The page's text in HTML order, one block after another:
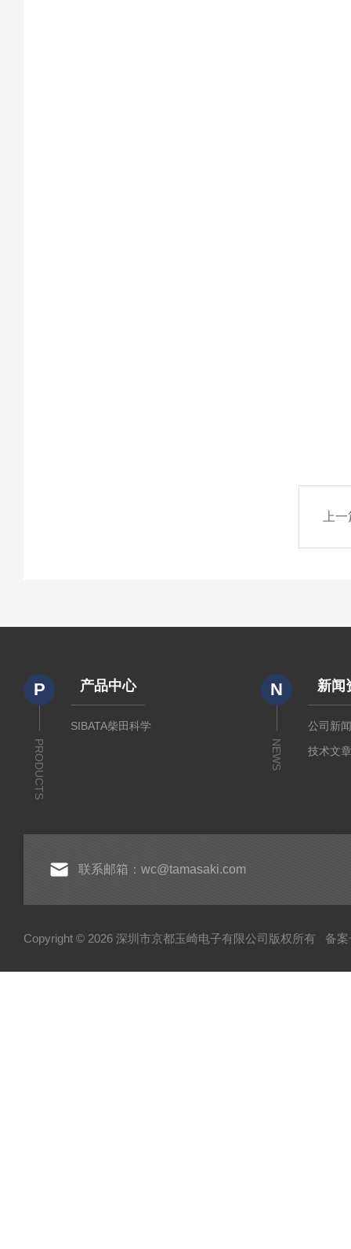
上
P
PRODUCTS
产品中心
SIBATA柴田科学
N
NEWS
新闻
公司新
技术文
联系邮箱：wc@tamasaki.com
Copyright © 2026 深圳市京都玉崎电子有限公司版权所有 备案